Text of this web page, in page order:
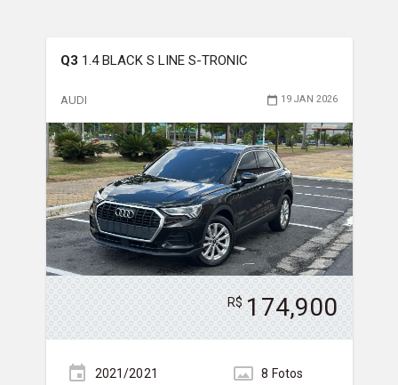
Q3 1.4 BLACK S LINE S-TRONIC
AUDI 19 JAN 2026
R$ 174,900
2021/2021 8 Fotos